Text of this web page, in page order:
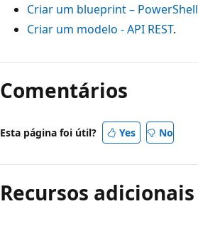
Criar um blueprint – PowerShell
Criar um modelo - API REST.
Comentários
Esta página foi útil? Yes No
Recursos adicionais